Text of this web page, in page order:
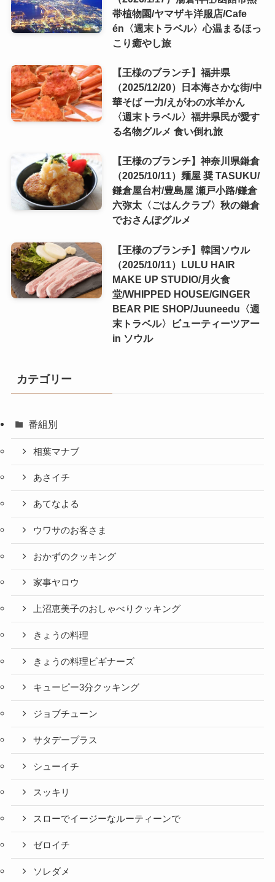
帯植物園/ヤマザキ洋服店/Cafe
én〈週末トラベル〉心温まるほっ
こり癒やし旅
【王様のブランチ】福井県
（2025/12/20）日本海さかな街/中
華そば 一力/えがわの水羊かん
〈週末トラベル〉福井県民が愛す
る名物グルメ 食い倒れ旅
【王様のブランチ】神奈川県鎌倉
（2025/10/11）麺屋 奨 TASUKU/
鎌倉屋台村/豊島屋 瀬戸小路/鎌倉
六弥太〈ごはんクラブ〉秋の鎌倉
でおさんぽグルメ
【王様のブランチ】韓国ソウル
（2025/10/11）LULU HAIR
MAKE UP STUDIO/月火食
堂/WHIPPED HOUSE/GINGER
BEAR PIE SHOP/Juuneedu〈週
末トラベル〉ビューティーツアー
in ソウル
カテゴリー
番組別
相葉マナブ
あさイチ
あてなよる
ウワサのお客さま
おかずのクッキング
家事ヤロウ
上沼恵美子のおしゃべりクッキング
きょうの料理
きょうの料理ビギナーズ
キューピー3分クッキング
ジョブチューン
サタデープラス
シューイチ
スッキリ
スローでイージーなルーティーンで
ゼロイチ
ソレダメ